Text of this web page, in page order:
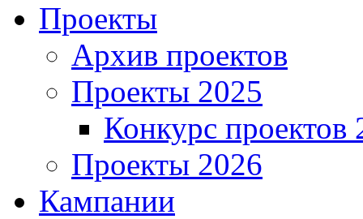
Проекты
Архив проектов
Проекты 2025
Конкурс проектов
Проекты 2026
Кампании